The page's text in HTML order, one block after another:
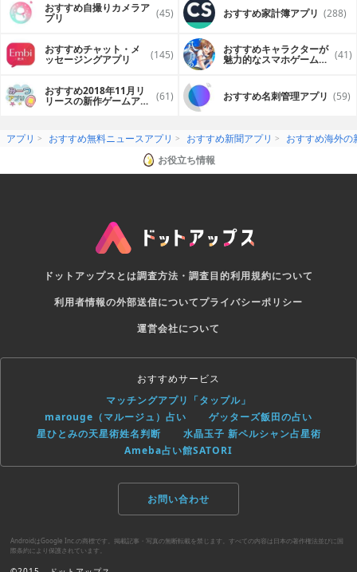
おすすめ自撮りカメラア
プリ (45) おすすめ家計簿アプリ (288)
おすすめチャット・メ
ッセージングアプリ (145) おすすめキャラクターが
魅力的なスマホゲームア (41)
おすすめ2018年11月リ
リースの新作ゲームアプ (61) おすすめ名刺管理アプリ (59)
アプリ おすすめ無料ニュースアプリ おすすめ新聞アプリ
おすすめ海外の
お役立ち情報
ドットアップスとは調査方法・調査目的利用規約について
利用者情報の外部送信についてプライバシーポリシー
運営会社について
おすすめサービス
マッチングアプリ「タップル」
marouge（マルージュ）占い
ゲッターズ飯田の占い
星ひとみの天星術姓名判断
水晶玉子 新ペルシャン占星術
Ameba占い館SATORI
お問い合わせ
AndroidはGoogle Inc.の商標です。掲載記事・写真の無断転載を禁じます。すべての内容は日本の著作権法並びに国
際条約により保護されています。